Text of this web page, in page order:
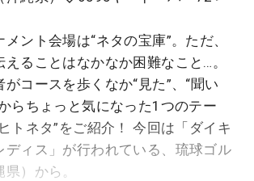
ント会場は“ネタの宝庫”。ただ、
ることはなかなか困難なこと…。
コースを歩くなか“見た”、“聞い
らちょっと気になった1つのテー
トネタ”をご紹介！ 今回は「ダイキ
ディス」が行われている、琉球ゴル
）から。